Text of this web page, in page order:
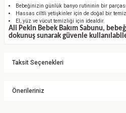
Bebeğinizin günlük banyo rutininin bir
Hassas ciltli yetişkinler için de doğal bir
El, yüz ve vücut temizliği için idealdir.
Ali Pekin Bebek Bakım Sabunu,
dokunuş sunarak güvenle
Taksit Seçenekleri
Önerileriniz